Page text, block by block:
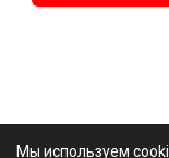
Мы используем